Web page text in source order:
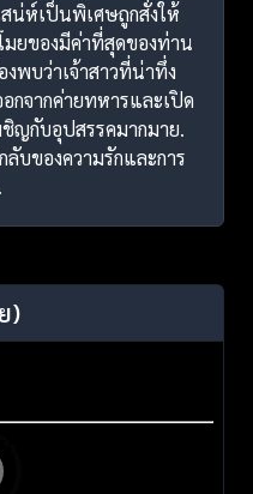
น่ห์เป็นพิเศษถูกสั่งให้
ยของมีค่าที่สุดของท่าน
บว่าเจ้าสาวที่น่าทึ่ง
กจากค่ายทหารและเปิด
ญกับอุปสรรคมากมาย.
บของความรักและการ
)